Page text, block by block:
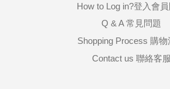
How to Log in?登入會
Q & A 常見問題
Shopping Process 購物
Contact us 聯絡客服